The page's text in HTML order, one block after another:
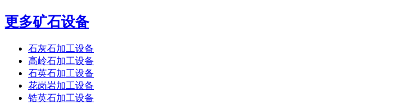
更多矿石设备
石灰石加工设备
高岭石加工设备
石英石加工设备
花岗岩加工设备
锆英石加工设备